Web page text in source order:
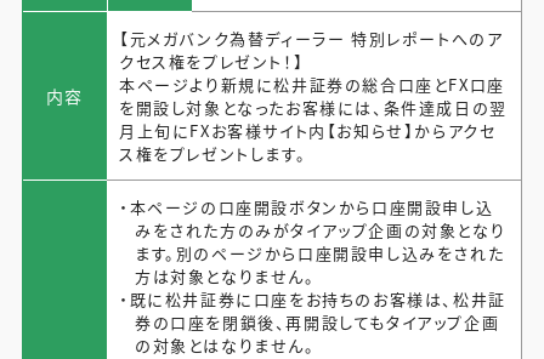
内容
【元メガバンク為替ディーラー 特別レポートへのア
クセス権をプレゼント！】
本ページより新規に松井証券の総合口座とFX口座
を開設し対象となったお客様には、条件達成日の翌
月上旬にFXお客様サイト内【お知らせ】からアクセ
ス権をプレゼントします。
・本ページの口座開設ボタンから口座開設申し込
みをされた方のみがタイアップ企画の対象となり
ます。別のページから口座開設申し込みをされた
方は対象となりません。
・既に松井証券に口座をお持ちのお客様は、松井証
券の口座を閉鎖後、再開設してもタイアップ企画
の対象とはなりません。